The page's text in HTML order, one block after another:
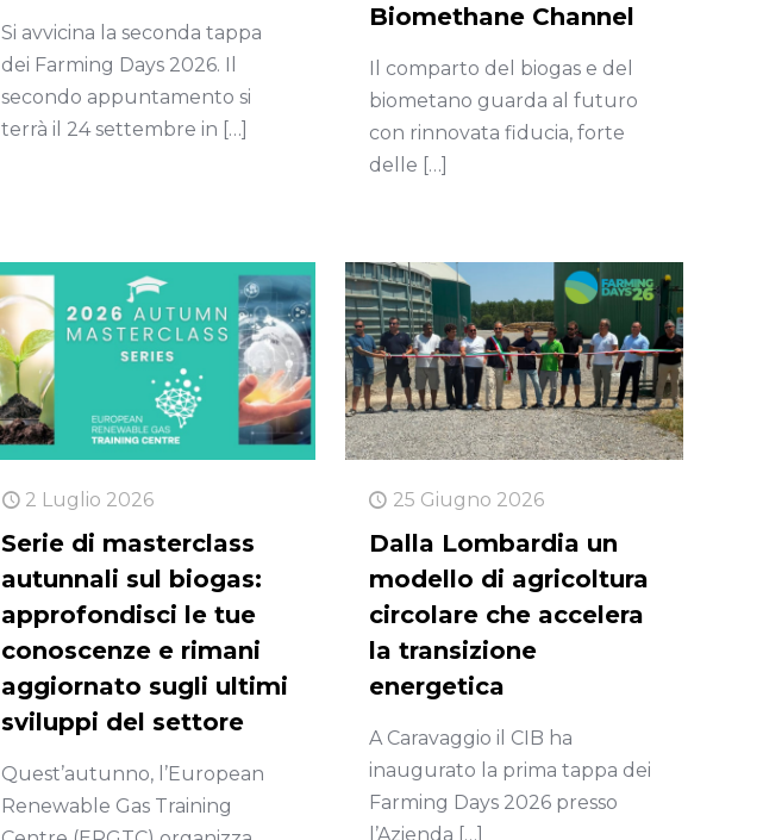
Si avvicina la seconda tappa
dei Farming Days 2026. Il
secondo appuntamento si
terrà il 24 settembre in […]
Biomethane Channel
Il comparto del biogas e del
biometano guarda al futuro
con rinnovata fiducia, forte
delle […]
2 Luglio 2026
Serie di masterclass
autunnali sul biogas:
approfondisci le tue
conoscenze e rimani
aggiornato sugli ultimi
sviluppi del settore
Quest’autunno, l’European
Renewable Gas Training
25 Giugno 2026
Dalla Lombardia un
modello di agricoltura
circolare che accelera
la transizione
energetica
A Caravaggio il CIB ha
inaugurato la prima tappa dei
Farming Days 2026 presso
l’Azienda […]